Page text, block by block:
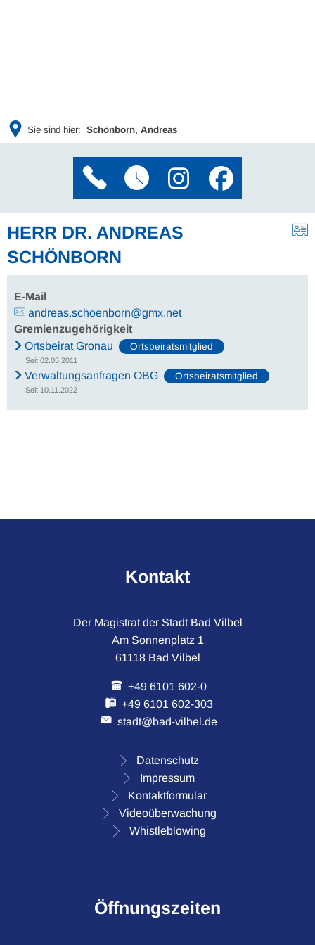
Sie sind hier: Schönborn, Andreas
HERR DR. ANDREAS
SCHÖNBORN
E-Mail
andreas.schoenborn@gmx.net
Gremienzugehörigkeit
Ortsbeirat Gronau
Ortsbeiratsmitglied
Seit 02.05.2011
Verwaltungsanfragen OBG Ortsbeiratsmitglied
Seit 10.11.2022
Kontakt
Der Magistrat der Stadt Bad Vilbel
Am Sonnenplatz 1
61118 Bad Vilbel
+49 6101 602-0
+49 6101 602-303
stadt@bad-vilbel.de
Datenschutz
Impressum
Kontaktformular
Videoüberwachung
Whistleblowing
Öffnungszeiten